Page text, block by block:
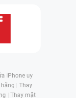
iPhone uy
| Thay
| Thay mặt